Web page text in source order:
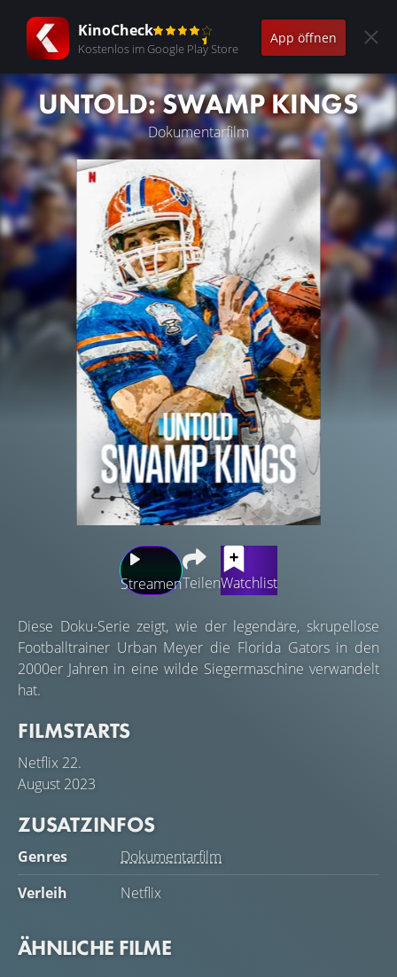
KinoCheck
Kostenlos im Google Play Store
App öffnen
UNTOLD: SWAMP KINGS
Dokumentarfilm
StreamenTeilenWatchlist
Diese Doku-Serie zeigt, wie der legendäre, skrupellose
Footballtrainer Urban Meyer die Florida Gators in den
2000er Jahren in eine wilde Siegermaschine verwandelt
hat.
FILMSTARTS
Netflix 22.
August 2023
ZUSATZINFOS
Genres
Dokumentarfilm
Verleih
Netflix
ÄHNLICHE FILME